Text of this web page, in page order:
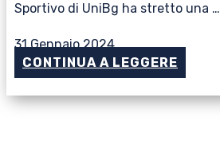
Sportivo di UniBg ha stretto una …
31 Gennaio 2024
CONTINUA A LEGGERE